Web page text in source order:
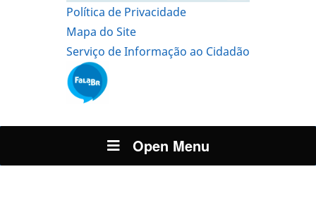
Política de Privacidade
Mapa do Site
Serviço de Informação ao Cidadão
Open Menu